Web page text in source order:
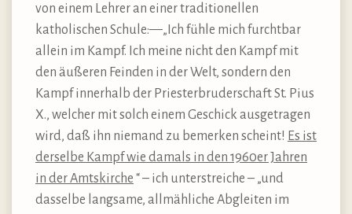
von einem Lehrer an einer traditionellen
katholischen Schule:—„Ich fühle mich furchtbar
allein im Kampf. Ich meine nicht den Kampf mit
den äußeren Feinden in der Welt, sondern den
Kampf innerhalb der Priesterbruderschaft St. Pius
X., welcher mit solch einem Geschick ausgetragen
wird, daß ihn niemand zu bemerken scheint! Es ist
derselbe Kampf wie damals in den 1960er Jahren
in der Amtskirche “ – ich unterstreiche – „und
dasselbe langsame, allmähliche Abgleiten im